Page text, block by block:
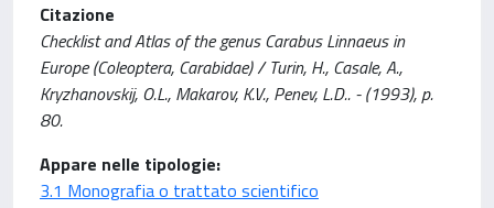
Citazione
Checklist and Atlas of the genus Carabus Linnaeus in
Europe (Coleoptera, Carabidae) / Turin, H., Casale, A.,
Kryzhanovskij, O.L., Makarov, K.V., Penev, L.D.. - (1993), p.
80.
Appare nelle tipologie:
3.1 Monografia o trattato scientifico